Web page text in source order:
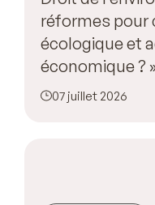
réformes pour
écologique et
économique ?
07 juillet 2026